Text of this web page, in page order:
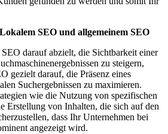
SEO und allgemeinem SEO
darauf abzielt, die Sichtbarkeit einer
zu steigern,
gezielt darauf, die Präsenz eines
Suchergebnissen zu maximieren.
wie die Nutzung von spezifischen
Erstellung von Inhalten, die sich auf den
dass Ihr Unternehmen bei
angezeigt wird.